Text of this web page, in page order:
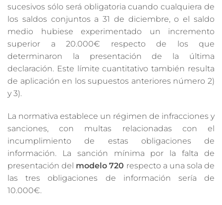
sucesivos sólo será obligatoria cuando cualquiera de
los saldos conjuntos a 31 de diciembre, o el saldo
medio hubiese experimentado un incremento
superior a 20.000€ respecto de los que
determinaron la presentación de la última
declaración. Este límite cuantitativo también resulta
de aplicación en los supuestos anteriores número 2)
y 3).
La normativa establece un régimen de infracciones y
sanciones, con multas relacionadas con el
incumplimiento de estas obligaciones de
información. La sanción mínima por la falta de
presentación del modelo 720 respecto a una sola de
las tres obligaciones de información sería de
10.000€.